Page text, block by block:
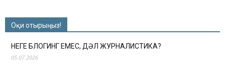
Оқи отырыңыз!
НЕГЕ БЛОГИНГ ЕМЕС, ДӘЛ ЖУРНАЛИСТИКА?
05.07.2026